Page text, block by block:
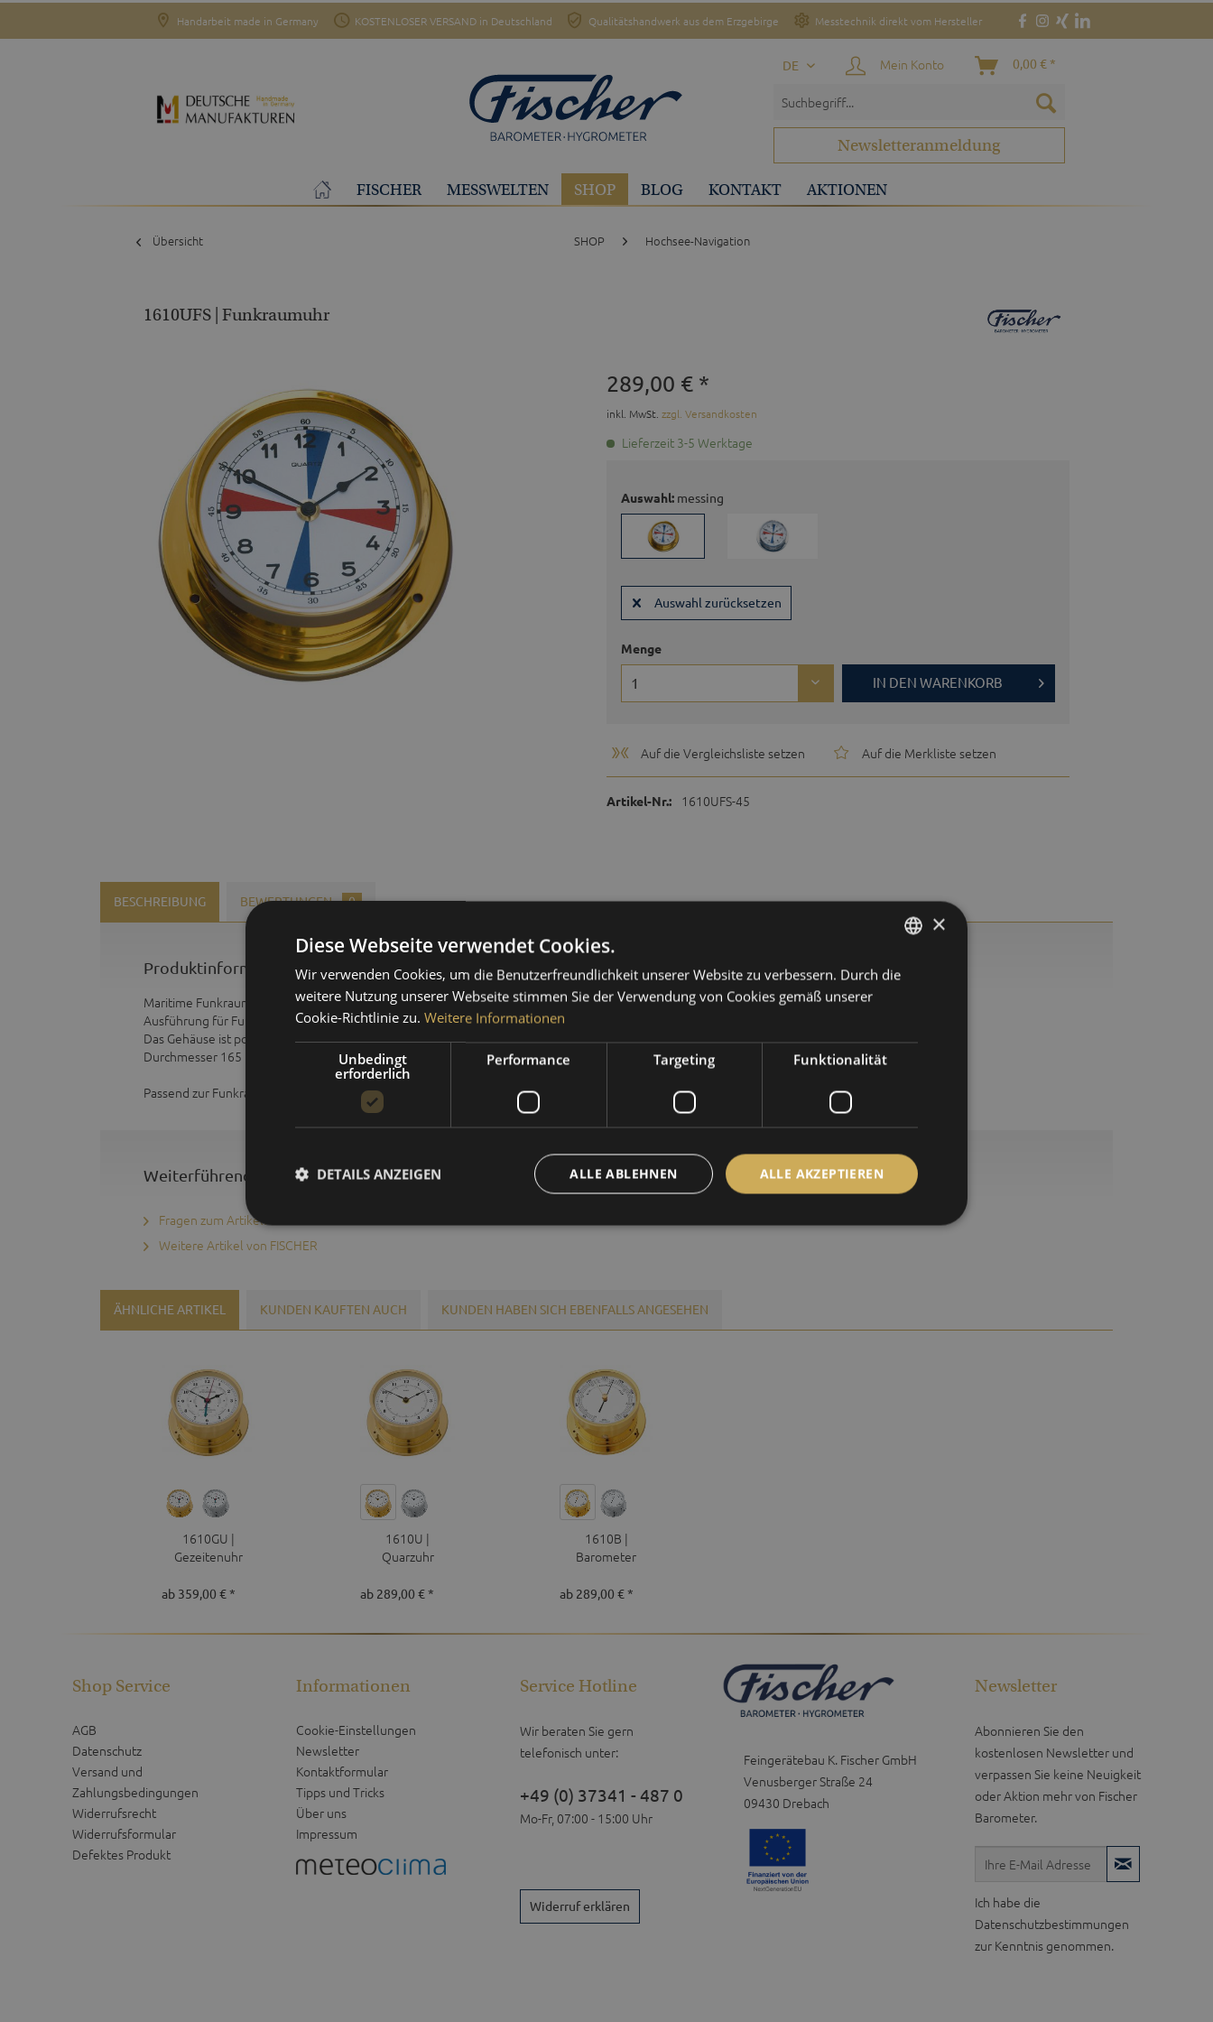
Handarbeit made in Germany KOSTENLOSER VERSAND in Deutschland Qualitätshandwerk aus dem Erzgebirge Messtechnik direkt vom Hersteller
Newsletteranmeldung
DE Mein Konto 0,00 € *
FISCHER MESSWELTEN SHOP BLOG KONTAKT AKTIONEN
Übersicht SHOP Hochsee-Navigation
1610UFS | Funkraumuhr
289,00 € *
inkl. MwSt. zzgl. Versandkosten
Lieferzeit 3-5 Werktage
Auswahl: messing
Auswahl zurücksetzen
Menge
IN DEN WARENKORB
Auf die Vergleichsliste setzen Auf die Merkliste setzen
Artikel-Nr.: 1610UFS-45
BESCHREIBUNG BEWERTUNGEN 0
Produktinformationen "1610UFS | Funkraumuhr"
Maritime Funkraumuhr im Messinggehäuse. Mineralglasabdeckung.
Ausführung für Funkräume mit farbigen 3 Minuten-Sperrsegmenten der obligaten Funkstille zum Empfang von Seenotzeichen.
Das Gehäuse ist poliert (-45) und verchromt (-47) lieferbar.
Durchmesser 165 mm.
Passend zur Funkraumuhr ist das Barometer 1610B erhältlich.
Weiterführende Links zu "1610UFS | Funkraumuhr"
Fragen zum Artikel?
Weitere Artikel von FISCHER
ÄHNLICHE ARTIKEL KUNDEN KAUFTEN AUCH KUNDEN HABEN SICH EBENFALLS ANGESEHEN
1610GU |
Gezeitenuhr
ab 359,00 € *
1610U |
Quarzuhr
ab 289,00 € *
1610B |
Barometer
ab 289,00 € *
Feingerätebau K. Fischer GmbH
Venusberger Straße 24
09430 Drebach
Shop Service
AGB
Datenschutz
Versand und
Zahlungsbedingungen
Widerrufsrecht
Widerrufsformular
Defektes Produkt
Informationen
Cookie-Einstellungen
Newsletter
Kontaktformular
Tipps und Tricks
Über uns
Impressum
Service Hotline
Wir beraten Sie gern
telefonisch unter:
+49 (0) 37341 - 487 0
Mo-Fr, 07:00 - 15:00 Uhr
Widerruf erklären
Newsletter
Abonnieren Sie den
kostenlosen Newsletter und
verpassen Sie keine Neuigkeit
oder Aktion mehr von Fischer
Barometer.
Ich habe die
Datenschutzbestimmungen
zur Kenntnis genommen.
GERMAN
×
Diese Webseite verwendet Cookies.
Wir verwenden Cookies, um die Benutzerfreundlichkeit unserer Website zu verbessern. Durch die
weitere Nutzung unserer Webseite stimmen Sie der Verwendung von Cookies gemäß unserer
Cookie-Richtlinie zu. Weitere Informationen
Unbedingt
erforderlich
Performance Targeting Funktionalität
ALLE AKZEPTIEREN
ALLE ABLEHNEN
DETAILS ANZEIGEN